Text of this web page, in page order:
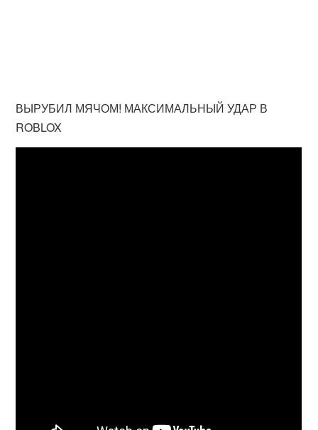
ВЫРУБИЛ МЯЧОМ! МАКСИМАЛЬНЫЙ УДАР В
ROBLOX